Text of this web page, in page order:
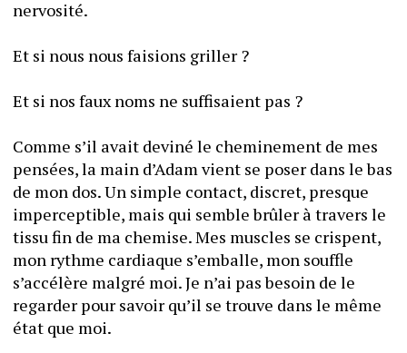
Et si nous nous faisions griller ?
Et si nos faux noms ne suffisaient pas ?
Comme s’il avait deviné le cheminement de mes
pensées, la main d’Adam vient se poser dans le bas
de mon dos. Un simple contact, discret, presque
imperceptible, mais qui semble brûler à travers le
tissu fin de ma chemise. Mes muscles se crispent,
mon rythme cardiaque s’emballe, mon souffle
s’accélère malgré moi. Je n’ai pas besoin de le
regarder pour savoir qu’il se trouve dans le même